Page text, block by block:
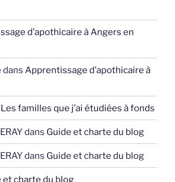
d’apothicaire à Angers en
dans Apprentissage d’apothicaire à
Les familles que j’ai étudiées à fonds
dans Guide et charte du blog
dans Guide et charte du blog
et charte du blog